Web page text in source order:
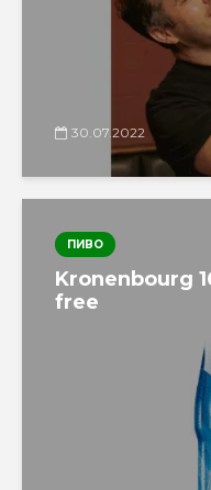
30.07.2022
ПИВО
Kronenbourg
free